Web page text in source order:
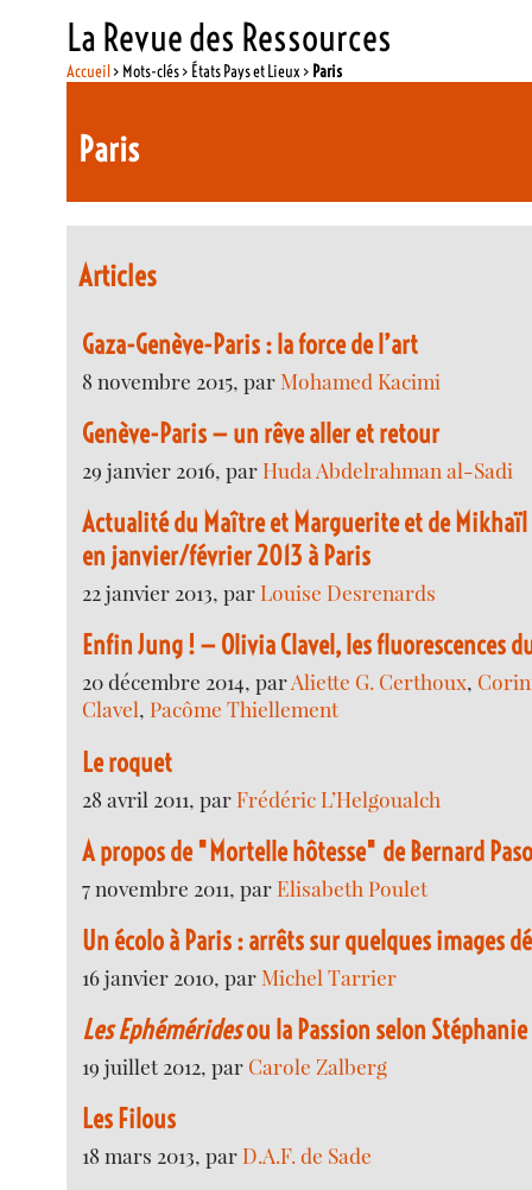
La Revue des Ressources
Accueil> Mots-clés > États Pays et Lieux > Paris
Paris
Articles
Gaza-Genève-Paris : la force de l’art
8 novembre 2015, parMohamed Kacimi
Genève-Paris — un rêve aller et retour
29 janvier 2016, parHuda Abdelrahman al-Sadi
Actualité du Maître et Marguerite et de
en janvier/février 2013 à Paris
22 janvier 2013, parLouise Desrenards
Enfin Jung ! — Olivia Clavel, les fluorescences
20 décembre 2014, parAliette G. Certhoux,
Clavel, Pacôme Thiellement
Le roquet
28 avril 2011, parFrédéric L’Helgoualch
A propos de "Mortelle hôtesse" de Bernard
7 novembre 2011, parElisabeth Poulet
Un écolo à Paris : arrêts sur quelques images
16 janvier 2010, parMichel Tarrier
Les Ephéméridesou la Passion selon
19 juillet 2012, par Carole Zalberg
Les Filous
18 mars 2013, parD.A.F. de Sade